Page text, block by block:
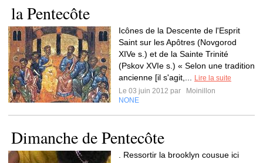
la Pentecôte
Icônes de la Descente de l'Esprit
Saint sur les Apôtres (Novgorod
XIVe s.) et de la Sainte Trinité
(Pskov XVIe s.) « Selon une tradition
ancienne [il s'agit,...
Lire la suite
Le 03 juin 2012 par
Moinillon
NONE
Dimanche de Pentecôte
. Ressortir la brooklyn cousue ici